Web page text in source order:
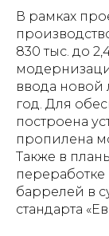
В рамках
830 тыс. до
ввода новой
год. Для
построена
пропилена
Также в
переработке
баррелей в
стандарта